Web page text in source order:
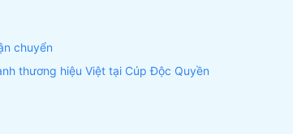
chuyển
thương hiệu Việt tại Cúp Độc Quyền